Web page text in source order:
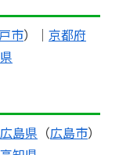
市）｜ 京都府
広島県 （広島市）